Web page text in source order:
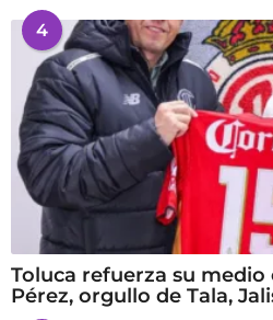
4
Toluca refuerza su medio
Pérez, orgullo de Tala,